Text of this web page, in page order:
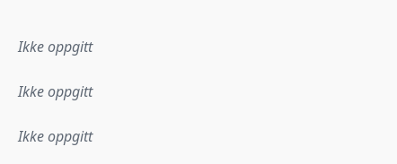
Ikke oppgitt
Ikke oppgitt
Ikke oppgitt